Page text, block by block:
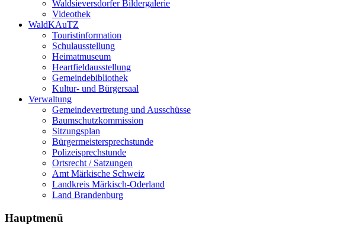
Waldsieversdorfer Bildergalerie
Videothek
WaldKAuTZ
Touristinformation
Schulausstellung
Heimatmuseum
Heartfieldausstellung
Gemeindebibliothek
Kultur- und Bürgersaal
Verwaltung
Gemeindevertretung und Ausschüsse
Baumschutzkommission
Sitzungsplan
Bürgermeistersprechstunde
Polizeisprechstunde
Ortsrecht / Satzungen
Amt Märkische Schweiz
Landkreis Märkisch-Oderland
Land Brandenburg
Hauptmenü